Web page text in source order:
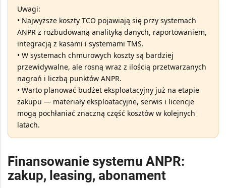
Uwagi:
• Najwyższe koszty TCO pojawiają się przy systemach
ANPR z rozbudowaną analityką danych, raportowaniem,
integracją z kasami i systemami TMS.
• W systemach chmurowych koszty są bardziej
przewidywalne, ale rosną wraz z ilością przetwarzanych
nagrań i liczbą punktów ANPR.
• Warto planować budżet eksploatacyjny już na etapie
zakupu — materiały eksploatacyjne, serwis i licencje
mogą pochłaniać znaczną część kosztów w kolejnych
latach.
Finansowanie systemu ANPR:
zakup, leasing, abonament